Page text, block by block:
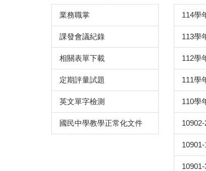
業務職掌
課發會議紀錄
相關表單下載
定期評量試題
英文單字檢測
國民中學教學正常化文件
114學
113學
112學
111學
110學
10902-
10901-
10901-